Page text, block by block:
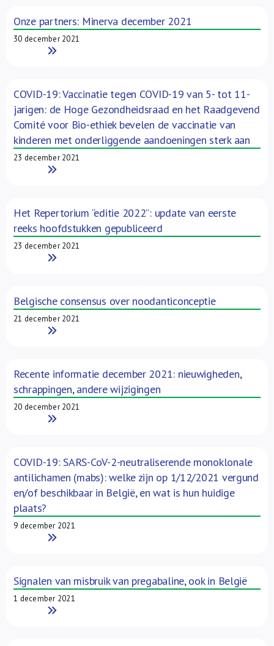
FR
Onze partners: Minerva december 2021
30 december 2021
Read More
COVID-19: Vaccinatie tegen COVID-19 van 5- tot 11-
jarigen: de Hoge Gezondheidsraad en het Raadgevend
Comité voor Bio-ethiek bevelen de vaccinatie van
kinderen met onderliggende aandoeningen sterk aan
23 december 2021
Read More
Het Repertorium “editie 2022”: update van eerste
reeks hoofdstukken gepubliceerd
23 december 2021
Read More
Belgische consensus over noodanticonceptie
21 december 2021
Read More
Recente informatie december 2021: nieuwigheden,
schrappingen, andere wijzigingen
20 december 2021
Read More
COVID-19: SARS-CoV-2-neutraliserende monoklonale
antilichamen (mabs): welke zijn op 1/12/2021 vergund
en/of beschikbaar in België, en wat is hun huidige
plaats?
9 december 2021
Read More
Signalen van misbruik van pregabaline, ook in België
1 december 2021
Read More